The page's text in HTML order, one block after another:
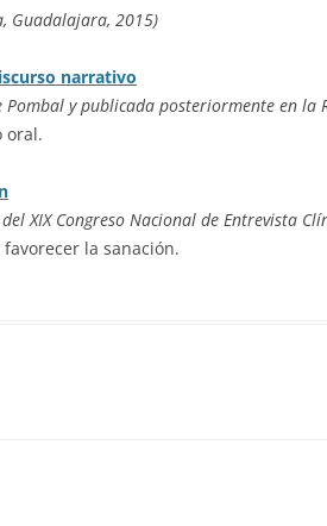
Guadalajara, 2015)
narrativo
y publicada posteriormente en la
oral.
XIX Congreso Nacional de Entrevista
la sanación.